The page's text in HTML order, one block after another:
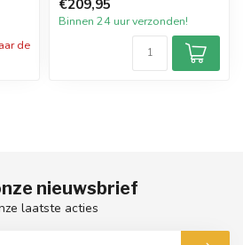
de
inhoud van 1...
Binnen 24 uur verzonden!
nieuwsbrief
laatste acties